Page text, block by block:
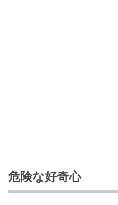
危険な好奇心